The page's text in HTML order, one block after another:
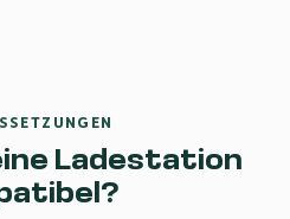
Ladestation